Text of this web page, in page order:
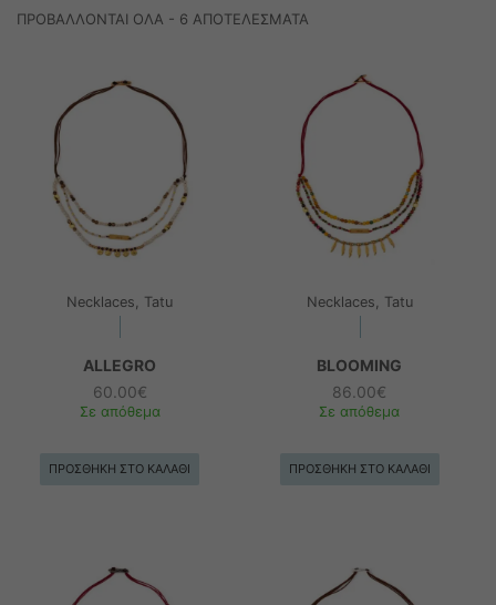
ΠΡΟΒΆΛΛΟΝΤΑΙ ΌΛΑ - 6 ΑΠΟΤΕΛΈΣΜΑΤΑ
Necklaces, Tatu
ALLEGRO
60.00€
Σε απόθεμα
ΠΡΟΣΘΉΚΗ ΣΤΟ ΚΑΛΆΘΙ
Necklaces, Tatu
BLOOMING
86.00€
Σε απόθεμα
ΠΡΟΣΘΉΚΗ ΣΤΟ ΚΑΛΆΘΙ